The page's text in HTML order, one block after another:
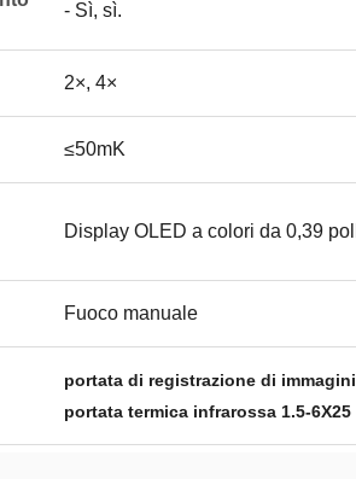
- Sì, sì.
2×, 4×
≤50mK
Display OLED a colori da 0,39
Fuoco manuale
portata di registrazione di
portata termica infrarossa 1.5-6X25